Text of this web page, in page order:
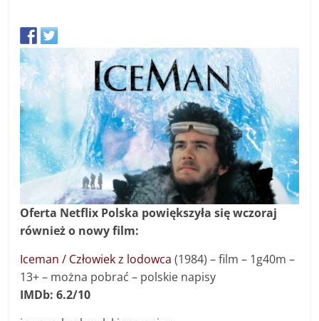
Oferta Netflix Polska powiększyła się wczoraj
również o nowy film:
Iceman / Człowiek z lodowca (1984) – film – 1g40m –
13+ – można pobrać – polskie napisy
IMDb: 6.2/10